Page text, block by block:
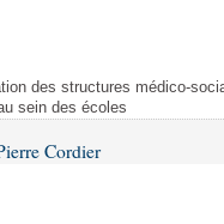
des structures médico-
sein des écoles
Cordier